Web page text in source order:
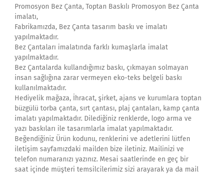
Promosyon Bez Çanta, Toptan Baskılı Promosyon Bez Çanta
imalatı,
Fabrikamızda, Bez Çanta tasarım baskı ve imalatı
yapılmaktadır.
Bez Çantaları imalatında farklı kumaşlarla imalat
yapılmaktadır.
Bez Çantalarda kullandığımız baskı, çıkmayan solmayan
insan sağlığına zarar vermeyen eko-teks belgeli baskı
kullanılmaktadır.
Hediyelik mağaza, İhracat, şirket, ajans ve kurumlara toptan
büzgülü torba çanta, sırt çantası, plaj çantaları, kamp çanta
imalatı yapılmaktadır. Dilediğiniz renklerde, logo arma ve
yazı baskıları ile tasarımlarla imalat yapılmaktadır.
Beğendiğiniz Ürün kodunu, renklerini ve adetlerini lütfen
iletişim sayfamızdaki mailden bize iletiniz. Mailinizi ve
telefon numaranızı yazınız. Mesai saatlerinde en geç bir
saat içinde müşteri temsilcilerimiz sizi arayarak ya da mail